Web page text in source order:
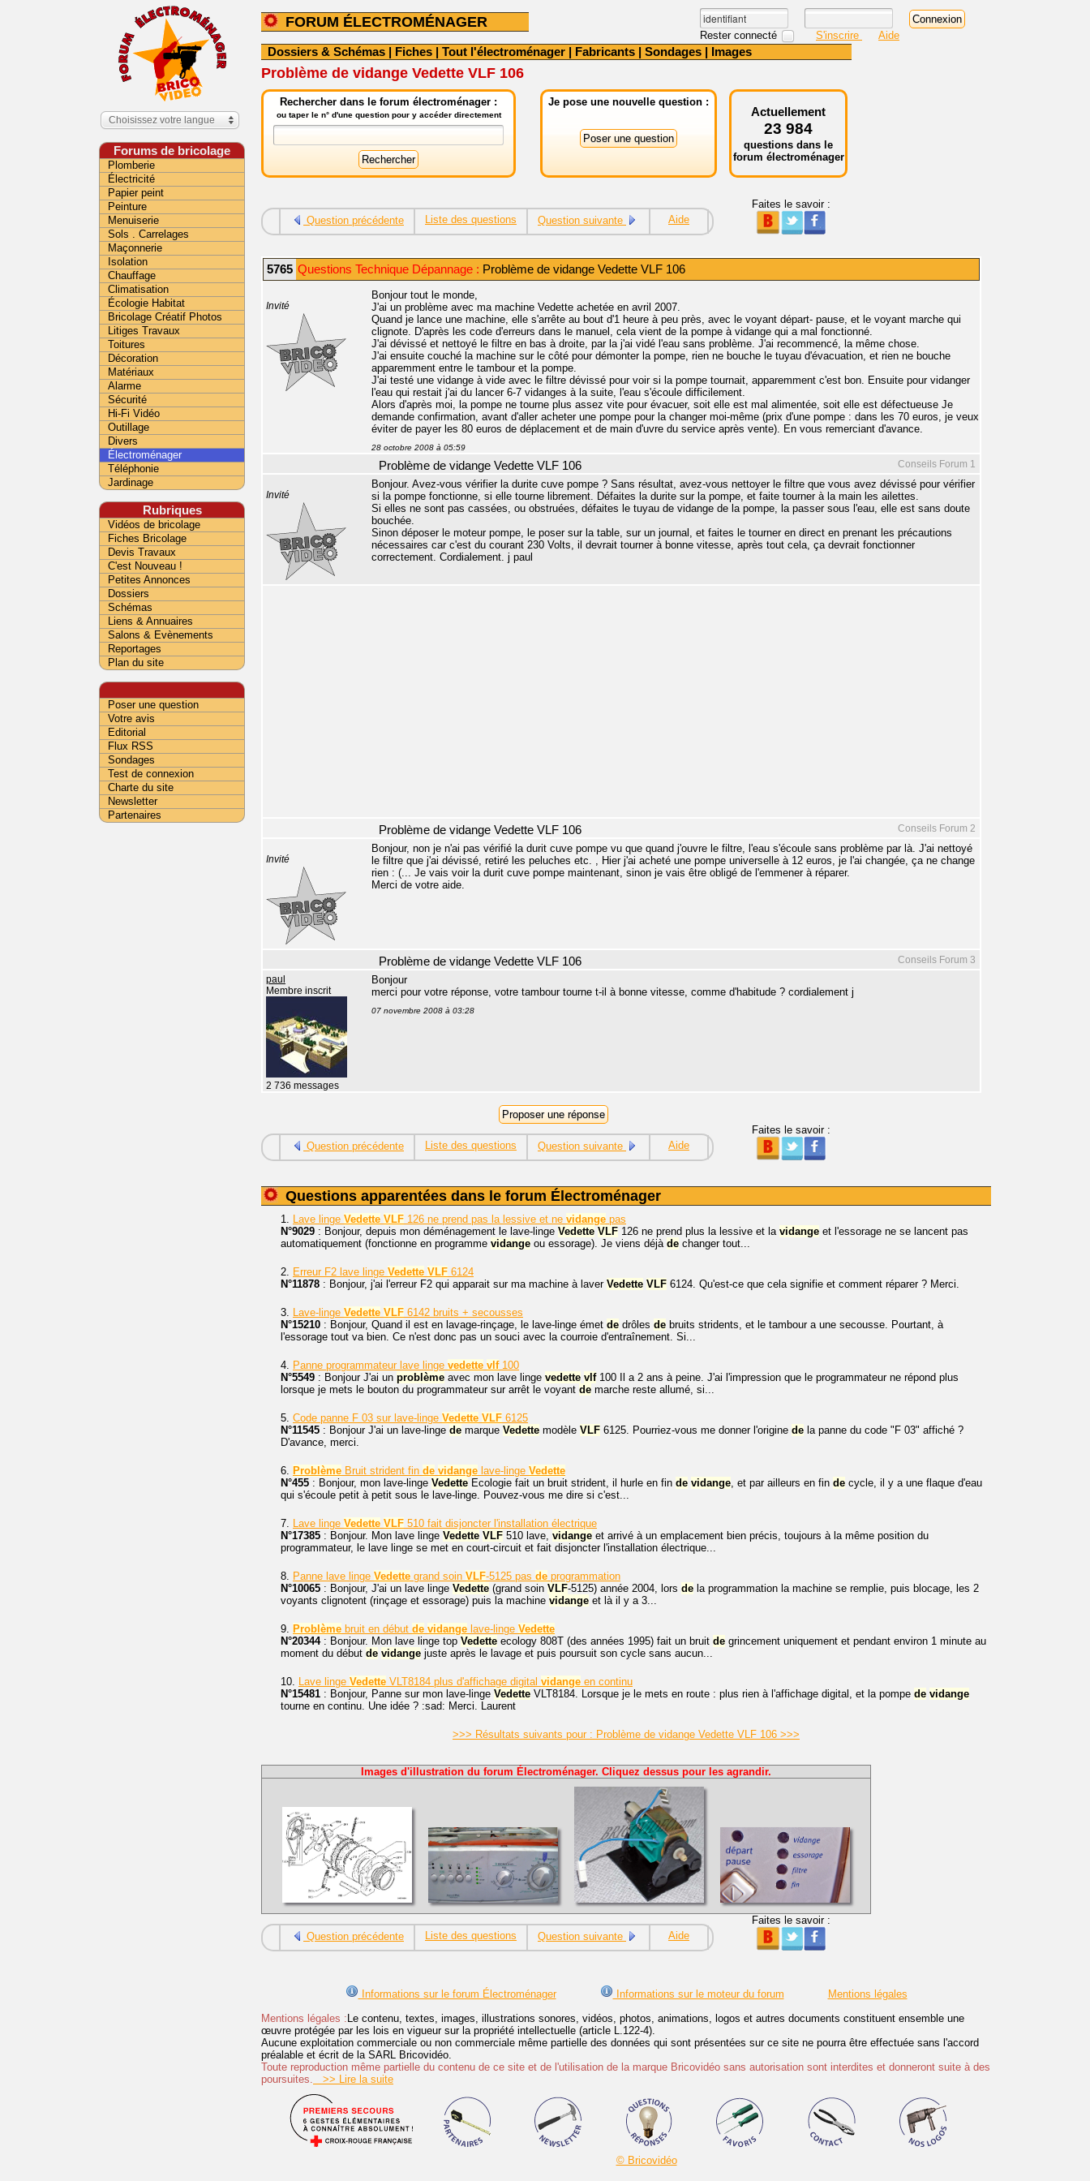
FORUM ÉLECTROMÉNAGER
Rester connecté S'inscrire Aide
Dossiers & Schémas | Fiches | Tout l'électroménager | Fabricants | Sondages | Images
Problème de vidange Vedette VLF 106
Rechercher dans le forum électroménager :
ou taper le n° d'une question pour y accéder directement
Je pose une nouvelle question :
Actuellement
23 984
questions dans le
forum électroménager
Question précédente Liste des questions Question suivante Aide
Faites le savoir :
5765 Questions Technique Dépannage : Problème de vidange Vedette VLF 106
Invité
Bonjour tout le monde,
J'ai un problème avec ma machine Vedette achetée en avril 2007.
Quand je lance une machine, elle s'arrête au bout d'1 heure à peu près, avec le voyant départ- pause, et le voyant marche qui
clignote. D'après les code d'erreurs dans le manuel, cela vient de la pompe à vidange qui a mal fonctionné.
J'ai dévissé et nettoyé le filtre en bas à droite, par la j'ai vidé l'eau sans problème. J'ai recommencé, la même chose.
J'ai ensuite couché la machine sur le côté pour démonter la pompe, rien ne bouche le tuyau d'évacuation, et rien ne bouche
apparemment entre le tambour et la pompe.
J'ai testé une vidange à vide avec le filtre dévissé pour voir si la pompe tournait, apparemment c'est bon. Ensuite pour vidanger
l'eau qui restait j'ai du lancer 6-7 vidanges à la suite, l'eau s'écoule difficilement.
Alors d'après moi, la pompe ne tourne plus assez vite pour évacuer, soit elle est mal alimentée, soit elle est défectueuse Je
demande confirmation, avant d'aller acheter une pompe pour la changer moi-même (prix d'une pompe : dans les 70 euros, je veux
éviter de payer les 80 euros de déplacement et de main d'uvre du service après vente). En vous remerciant d'avance.
28 octobre 2008 à 05:59
Conseils Forum 1
Problème de vidange Vedette VLF 106
Invité
Bonjour. Avez-vous vérifier la durite cuve pompe ? Sans résultat, avez-vous nettoyer le filtre que vous avez dévissé pour vérifier
si la pompe fonctionne, si elle tourne librement. Défaites la durite sur la pompe, et faite tourner à la main les ailettes.
Si elles ne sont pas cassées, ou obstruées, défaites le tuyau de vidange de la pompe, la passer sous l'eau, elle est sans doute
bouchée.
Sinon déposer le moteur pompe, le poser sur la table, sur un journal, et faites le tourner en direct en prenant les précautions
nécessaires car c'est du courant 230 Volts, il devrait tourner à bonne vitesse, après tout cela, ça devrait fonctionner
correctement. Cordialement. j paul
Conseils Forum 2
Problème de vidange Vedette VLF 106
Invité
Bonjour, non je n'ai pas vérifié la durit cuve pompe vu que quand j'ouvre le filtre, l'eau s'écoule sans problème par là. J'ai nettoyé
le filtre que j'ai dévissé, retiré les peluches etc. , Hier j'ai acheté une pompe universelle à 12 euros, je l'ai changée, ça ne change
rien : (... Je vais voir la durit cuve pompe maintenant, sinon je vais être obligé de l'emmener à réparer.
Merci de votre aide.
Conseils Forum 3
Problème de vidange Vedette VLF 106
paul
Membre inscrit
2 736 messages
Bonjour
merci pour votre réponse, votre tambour tourne t-il à bonne vitesse, comme d'habitude ? cordialement j
07 novembre 2008 à 03:28
Question précédente Liste des questions Question suivante Aide
Faites le savoir :
Questions apparentées dans le forum Électroménager
1. Lave linge Vedette VLF 126 ne prend pas la lessive et ne vidange pas
N°9029 : Bonjour, depuis mon déménagement le lave-linge Vedette VLF 126 ne prend plus la lessive et la vidange et l'essorage ne se lancent pas
automatiquement (fonctionne en programme vidange ou essorage). Je viens déjà de changer tout...
2. Erreur F2 lave linge Vedette VLF 6124
N°11878 : Bonjour, j'ai l'erreur F2 qui apparait sur ma machine à laver Vedette VLF 6124. Qu'est-ce que cela signifie et comment réparer ? Merci.
3. Lave-linge Vedette VLF 6142 bruits + secousses
N°15210 : Bonjour, Quand il est en lavage-rinçage, le lave-linge émet de drôles de bruits stridents, et le tambour a une secousse. Pourtant, à
l'essorage tout va bien. Ce n'est donc pas un souci avec la courroie d'entraînement. Si...
4. Panne programmateur lave linge vedette vlf100
N°5549 : Bonjour J'ai un problème avec mon lave linge vedette vlf100 Il a 2 ans à peine. J'ai l'impression que le programmateur ne répond plus
lorsque je mets le bouton du programmateur sur arrêt le voyant de marche reste allumé, si...
5. Code panne F 03 sur lave-linge Vedette VLF 6125
N°11545 : Bonjour J'ai un lave-linge de marque Vedette modèle VLF 6125. Pourriez-vous me donner l'origine de la panne du code "F 03" affiché ?
D'avance, merci.
6. Problème Bruit strident fin de vidange lave-linge Vedette
N°455 : Bonjour, mon lave-linge Vedette Ecologie fait un bruit strident, il hurle en fin de vidange, et par ailleurs en fin de cycle, il y a une flaque d'eau
qui s'écoule petit à petit sous le lave-linge. Pouvez-vous me dire si c'est...
7. Lave linge Vedette VLF 510 fait disjoncter l'installation électrique
N°17385 : Bonjour. Mon lave linge Vedette VLF 510 lave, vidange et arrivé à un emplacement bien précis, toujours à la même position du
programmateur, le lave linge se met en court-circuit et fait disjoncter l'installation électrique...
8. Panne lave linge Vedette grand soin VLF-5125 pas de programmation
N°10065 : Bonjour, J'ai un lave linge Vedette (grand soin VLF-5125) année 2004, lors de la programmation la machine se remplie, puis blocage, les 2
voyants clignotent (rinçage et essorage) puis la machine vidange et là il y a 3...
9. Problème bruit en début de vidange lave-linge Vedette
N°20344: Bonjour. Mon lave linge top Vedette ecology 808T (des années 1995) fait un bruit de grincement uniquement et pendant environ 1 minute au
moment du début de vidange juste après le lavage et puis poursuit son cycle sans aucun...
10. Lave linge Vedette VLT8184 plus d'affichage digital vidange en continu
N°15481 : Bonjour, Panne sur mon lave-linge Vedette VLT8184. Lorsque je le mets en route : plus rien à l'affichage digital, et la pompe de vidange
tourne en continu. Une idée ? :sad: Merci. Laurent
>>> Résultats suivants pour : Problème de vidange Vedette VLF 106 >>>
Images d'illustration du forum Électroménager. Cliquez dessus pour les agrandir.
Question précédente Liste des questions Question suivante Aide
Faites le savoir :
Informations sur le forum Électroménager Informations sur le moteur du forum
Mentions légales
Mentions légales : Le contenu, textes, images, illustrations sonores, vidéos, photos, animations, logos et autres documents constituent ensemble une
œuvre protégée par les lois en vigueur sur la propriété intellectuelle (article L.122-4).
Aucune exploitation commerciale ou non commerciale même partielle des données qui sont présentées sur ce site ne pourra être effectuée sans l'accord
préalable et écrit de la SARL Bricovidéo.
Toute reproduction même partielle du contenu de ce site et de l'utilisation de la marque Bricovidéo sans autorisation sont interdites et donneront suite à des
poursuites.
>> Lire la suite
© Bricovidéo
Choisissez votre langue
Forums de bricolage
Plomberie
Électricité
Papier peint
Peinture
Menuiserie
Sols . Carrelages
Maçonnerie
Isolation
Chauffage
Climatisation
Écologie Habitat
Bricolage Créatif Photos
Litiges Travaux
Toitures
Décoration
Matériaux
Alarme
Sécurité
Hi-Fi Vidéo
Outillage
Divers
Électroménager
Téléphonie
Jardinage
Rubriques
Vidéos de bricolage
Fiches Bricolage
Devis Travaux
C'est Nouveau !
Petites Annonces
Dossiers
Schémas
Liens & Annuaires
Salons & Evènements
Reportages
Plan du site
Poser une question
Votre avis
Editorial
Flux RSS
Sondages
Test de connexion
Charte du site
Newsletter
Partenaires